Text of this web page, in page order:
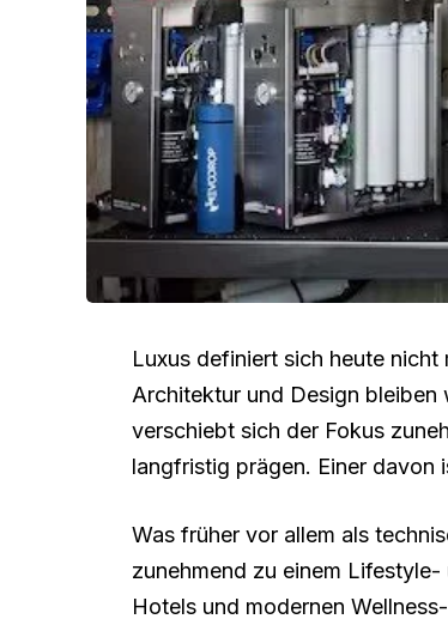
Luxus definiert sich heute
Architektur und Design
verschiebt sich der Fokus
langfristig prägen. Einer davon
Was früher vor allem als
zunehmend zu einem
Hotels und modernen